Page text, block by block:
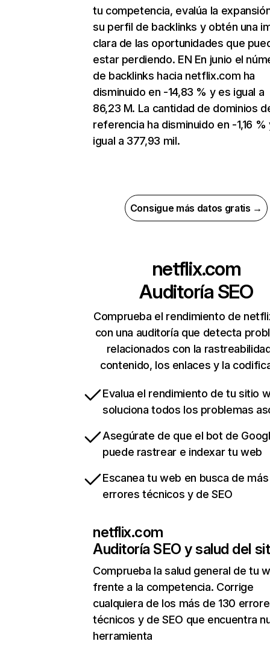
tu competencia, evalúa la
su perfil de backlinks y obtén una
clara de las oportunidades que
estar perdiendo. EN En junio el
de backlinks hacia netflix.com ha
disminuido en -14,83 % y es igual a
86,23 M. La cantidad de dominios
referencia ha disminuido en -1,16 %
igual a 377,93 mil.
Consigue más datos gratis →
netflix.com
Auditoría SEO
Comprueba el rendimiento de
con una auditoría que detecta
relacionados con la
contenido, los enlaces y la
Evalua el rendimiento de tu sitio
soluciona todos los problemas
Asegúrate de que el bot de
puede rastrear e indexar tu web
Escanea tu web en busca de
errores técnicos y de SEO
netflix.com
Auditoría SEO y salud del
Comprueba la salud general de tu
frente a la competencia. Corrige
cualquiera de los más de 130
técnicos y de SEO que encuentra
herramienta